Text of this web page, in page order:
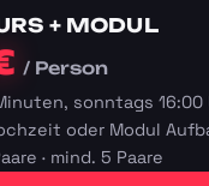
+ MODUL
/ Person
sonntags 16:00
oder Modul
· mind. 5 Paare